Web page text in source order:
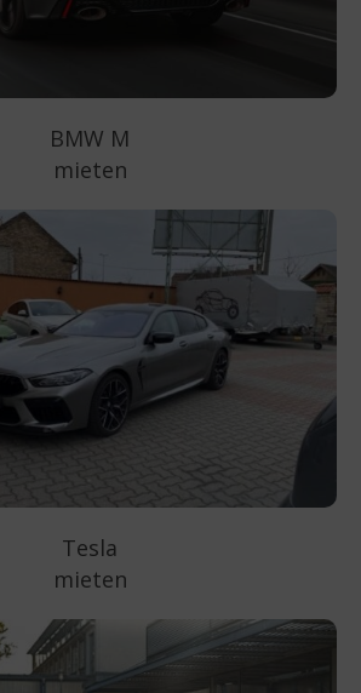
BMW M
mieten
Tesla
mieten